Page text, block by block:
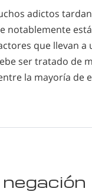
adictos
notablemente
que llevan
ser tratado de
la mayoría de
negación